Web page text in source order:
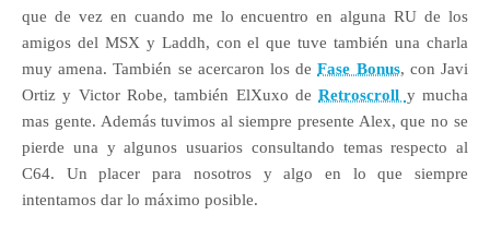
que de vez en cuando me lo encuentro en alguna RU de los
amigos del MSX y Laddh, con el que tuve también una charla
muy amena. También se acercaron los deFase Bonus, con Javi
Ortiz y Victor Robe, también ElXuxo deRetroscroll y mucha
mas gente. Además tuvimos al siempre presente Alex, que no se
pierde una y algunos usuarios consultando temas respecto al
C64. Un placer para nosotros y algo en lo que siempre
intentamos dar lo máximo posible.